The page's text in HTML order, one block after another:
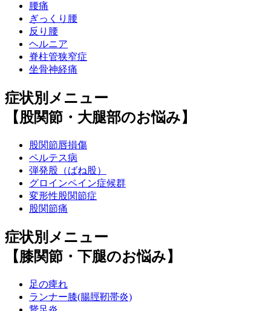
腰痛
ぎっくり腰
反り腰
ヘルニア
脊柱管狭窄症
坐骨神経痛
症状別メニュー
【股関節・大腿部のお悩み】
股関節唇損傷
ペルテス病
弾発股（ばね股）
グロインペイン症候群
変形性股関節症
股関節痛
症状別メニュー
【膝関節・下腿のお悩み】
足の痺れ
ランナー膝(腸脛靭帯炎)